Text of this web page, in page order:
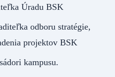
Úradu BSK
odboru stratégie,
projektov BSK
kampusu.